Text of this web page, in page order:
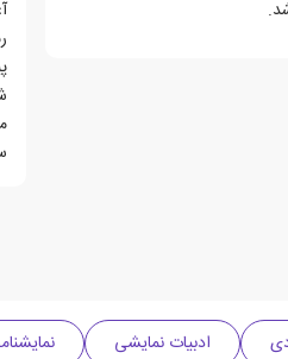
ادبیات نمایشی